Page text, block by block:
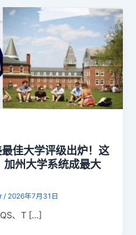
佳大学评级出炉！这
州大学系统成最大
/ 2026年7月31日
、T […]